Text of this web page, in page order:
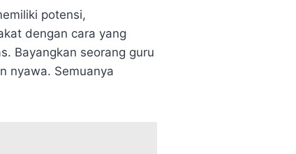
potensi,
dengan cara yang
Bayangkan seorang guru
nyawa. Semuanya